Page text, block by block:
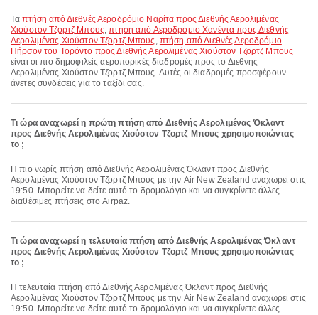
Ταπτήση από Διεθνές Αεροδρόμιο Ναρίτα προς Διεθνής Αερολιμένας
Χιούστον Τζορτζ Μπους,πτήση από Αεροδρόμιο Χανέντα προς Διεθνής
Αερολιμένας Χιούστον Τζορτζ Μπους , πτήση από Διεθνές Αεροδρόμιο
Πήρσον του Τορόντο προς Διεθνής Αερολιμένας Χιούστον Τζορτζ Μπους
είναι οι πιο δημοφιλείς αεροπορικές διαδρομές προς το Διεθνής
Αερολιμένας Χιούστον Τζορτζ Μπους. Αυτές οι διαδρομές προσφέρουν
άνετες συνδέσεις για το ταξίδι σας.
Τι ώρα αναχωρεί η πρώτη πτήση από Διεθνής Αερολιμένας Όκλαντ
προς Διεθνής Αερολιμένας Χιούστον Τζορτζ Μπους χρησιμοποιώντας
το ;
Η πιο νωρίς πτήση από Διεθνής Αερολιμένας Όκλαντ προς Διεθνής
Αερολιμένας Χιούστον Τζορτζ Μπους με την Air New Zealand αναχωρεί στις
19:50. Μπορείτε να δείτε αυτό το δρομολόγιο και να συγκρίνετε άλλες
διαθέσιμες πτήσεις στο Airpaz.
Τι ώρα αναχωρεί η τελευταία πτήση από Διεθνής Αερολιμένας Όκλαντ
προς Διεθνής Αερολιμένας Χιούστον Τζορτζ Μπους χρησιμοποιώντας
το ;
Η τελευταία πτήση από Διεθνής Αερολιμένας Όκλαντ προς Διεθνής
Αερολιμένας Χιούστον Τζορτζ Μπους με την Air New Zealand αναχωρεί στις
19:50. Μπορείτε να δείτε αυτό το δρομολόγιο και να συγκρίνετε άλλες